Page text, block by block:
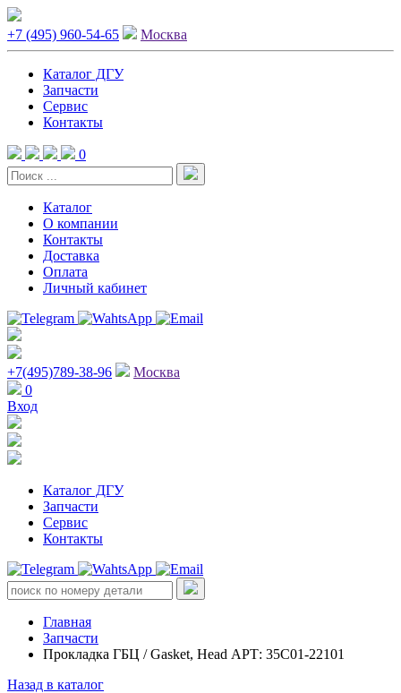
+7 (495) 960-54-65 Москва
Каталог ДГУ
Запчасти
Сервис
Контакты
0
Каталог
О компании
Контакты
Доставка
Оплата
Личный кабинет
+7(495)789-38-96
Москва
0
Вход
Каталог ДГУ
Запчасти
Сервис
Контакты
Главная
Запчасти
Прокладка ГБЦ / Gasket, Head АРТ: 35C01-22101
Назад в каталог